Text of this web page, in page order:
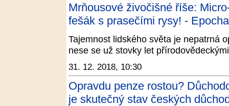
Mrňousové živočišné říše:
fešák s prasečími rysy! -
Tajemnost lidského světa je nepatrná
nese se už stovky let
31. 12. 2018, 10:30
Opravdu penze rostou?
je skutečný stav českých